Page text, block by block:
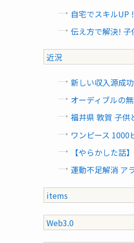
自宅でスキルUP
伝え方で解決! 子
近況
新しい収入源成
オーディブルの
福井県 敦賀 子供
ワンピース 1000
【やらかした話
運動不足解消 ア
items
Web3.0